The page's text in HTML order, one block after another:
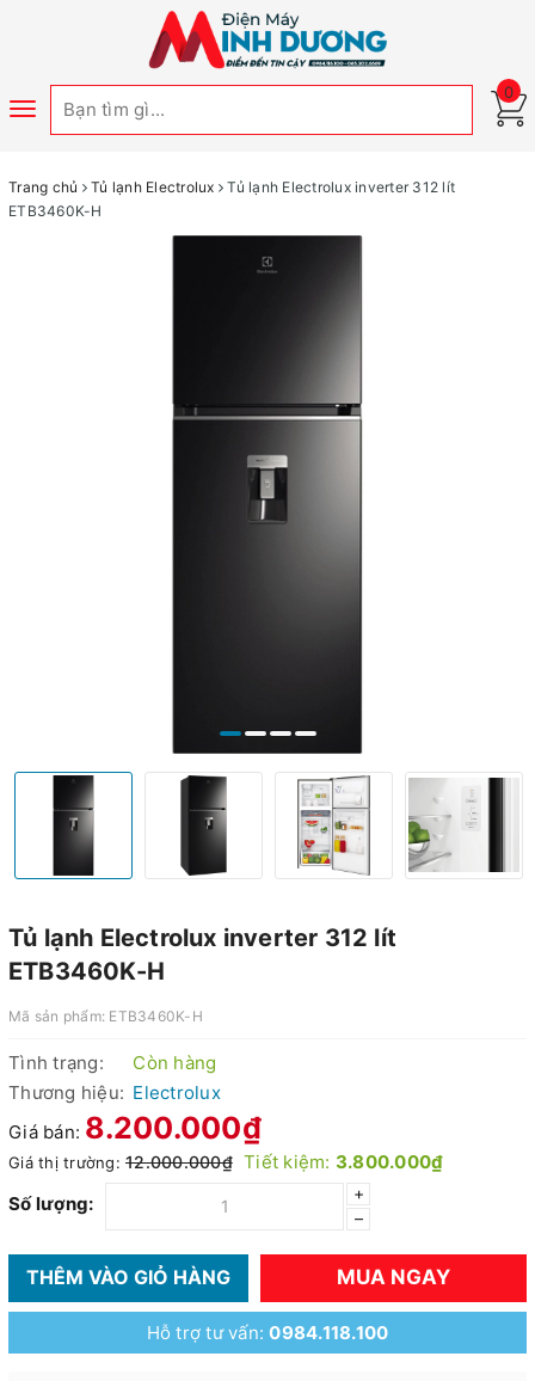
Toggle
0
Trang chủ Tủ lạnh Electrolux
Tủ lạnh Electrolux inverter 312 lít
ETB3460K-H
Tủ lạnh Electrolux inverter 312 lít
ETB3460K-H
Mã sản phẩm: ETB3460K-H
Tình trạng:
Còn hàng
Thương hiệu: Electrolux
Giá bán: 8.200.000₫
Giá thị trường: 12.000.000₫ Tiết kiệm: 3.800.000₫
Số lượng:
+
–
THÊM VÀO GIỎ HÀNG MUA NGAY
Hỗ trợ tư vấn:0984.118.100